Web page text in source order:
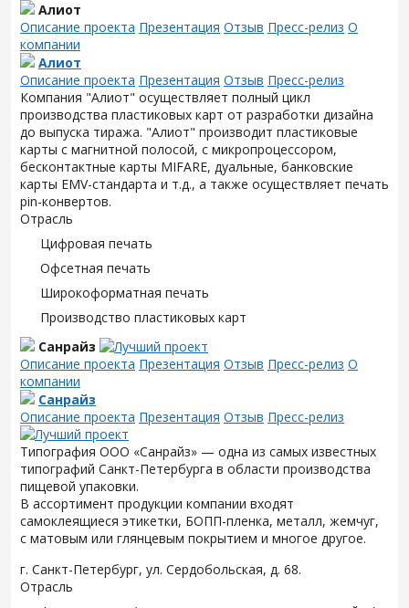
Алиот
Описание проекта Презентация Отзыв Пресс-релиз О
компании
Алиот
Описание проекта Презентация Отзыв Пресс-релиз
Компания "Алиот" осуществляет полный цикл
производства пластиковых карт от разработки дизайна
до выпуска тиража. "Алиот" производит пластиковые
карты с магнитной полосой, с микропроцессором,
бесконтактные карты MIFARE, дуальные, банковские
карты EMV-стандарта и т.д., а также осуществляет печать
pin-конвертов.
Отрасль
Цифровая печать
Офсетная печать
Широкоформатная печать
Производство пластиковых карт
Санрайз
Описание проекта Презентация Отзыв Пресс-релиз О
компании
Санрайз
Описание проекта Презентация Отзыв Пресс-релиз
Типография ООО «Санрайз» — одна из самых известных
типографий Санкт-Петербурга в области производства
пищевой упаковки.
В ассортимент продукции компании входят
самоклеящиеся этикетки, БОПП-пленка, металл, жемчуг,
с матовым или глянцевым покрытием и многое другое.
г. Санкт-Петербург, ул. Сердобольская, д. 68.
Отрасль